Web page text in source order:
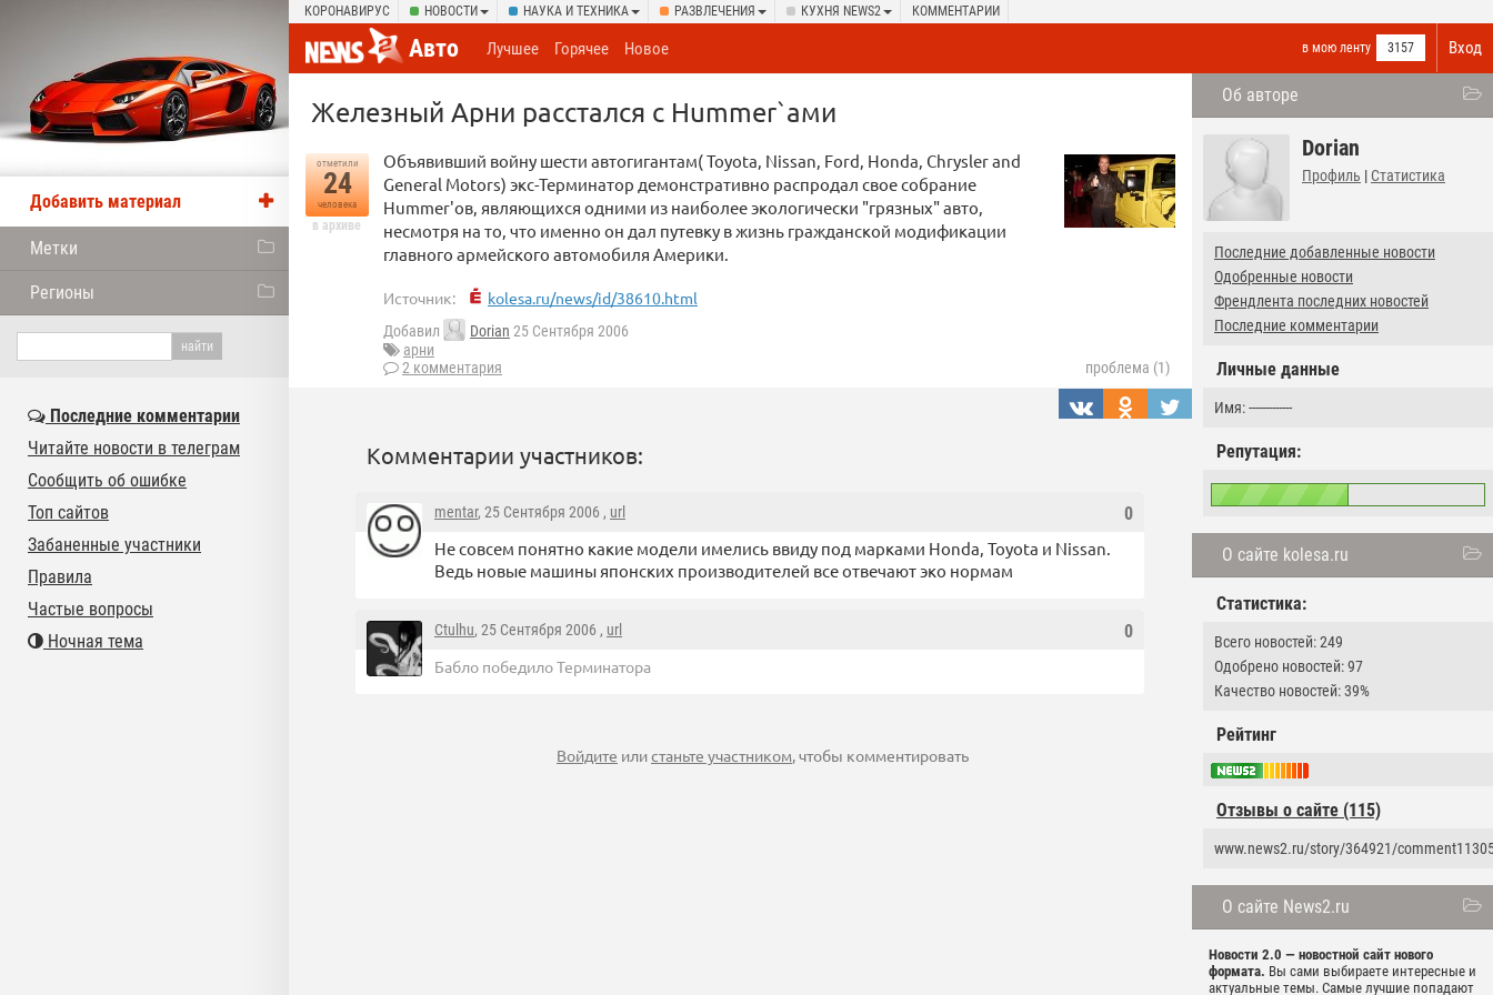
КОРОНАВИРУС НОВОСТИ НАУКА И ТЕХНИКА РАЗВЛЕЧЕНИЯ КУХНЯ NEWS2 КОММЕНТАРИИ
Вход
Авто в мою ленту 3157
Лучшее Горячее Новое
Об авторе
Dorian
Профиль | Статистика
Последние добавленные новости
Одобренные новости
Френдлента последних новостей
Последние комментарии
Личные данные
Имя: -------------
Репутация:
О сайте kolesa.ru
Статистика:
Всего новостей: 249
Одобрено новостей: 97
Качество новостей: 39%
Рейтинг
Отзывы о сайте (115)
www.news2.ru/story/364921/
О сайте News2.ru
Новости 2.0 — новостной сайт нового
формата. Вы сами выбираете интересные и
актуальные темы. Самые лучшие попадают
Железный Арни расстался с Hummer`ами
отметили
24
человека
в архиве
Объявивший войну шести автогигантам( Toyota, Nissan, Ford, Honda, Chrysler and
General Motors) экс-Терминатор демонстративно распродал свое собрание
Hummer'ов, являющихся одними из наиболее экологически "грязных" авто,
несмотря на то, что именно он дал путевку в жизнь гражданской модификации
главного армейского автомобиля Америки.
Источник: kolesa.ru/news/id/38610.html
Добавил Dorian 25 Сентября 2006
арни
2 комментария
проблема (1)
Комментарии участников:
0
mentar, 25 Сентября 2006 , url
Не совсем понятно какие модели имелись ввиду под марками Honda, Toyota и Nissan.
Ведь новые машины японских производителей все отвечают эко нормам
0
Ctulhu, 25 Сентября 2006 , url
Бабло победило Терминатора
Войдите илистаньте участником, чтобы комментировать
Добавить материал
Метки
Регионы
Последние комментарии
Читайте новости в телеграм
Сообщить об ошибке
Топ сайтов
Забаненные участники
Правила
Частые вопросы
Ночная тема